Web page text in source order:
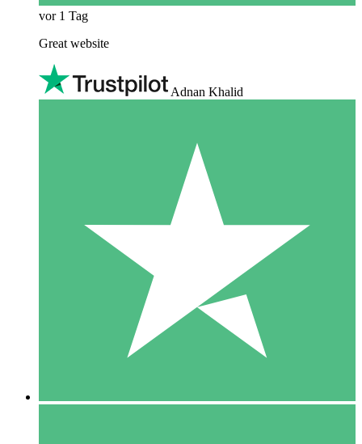
vor 1 Tag
Great website
Adnan Khalid